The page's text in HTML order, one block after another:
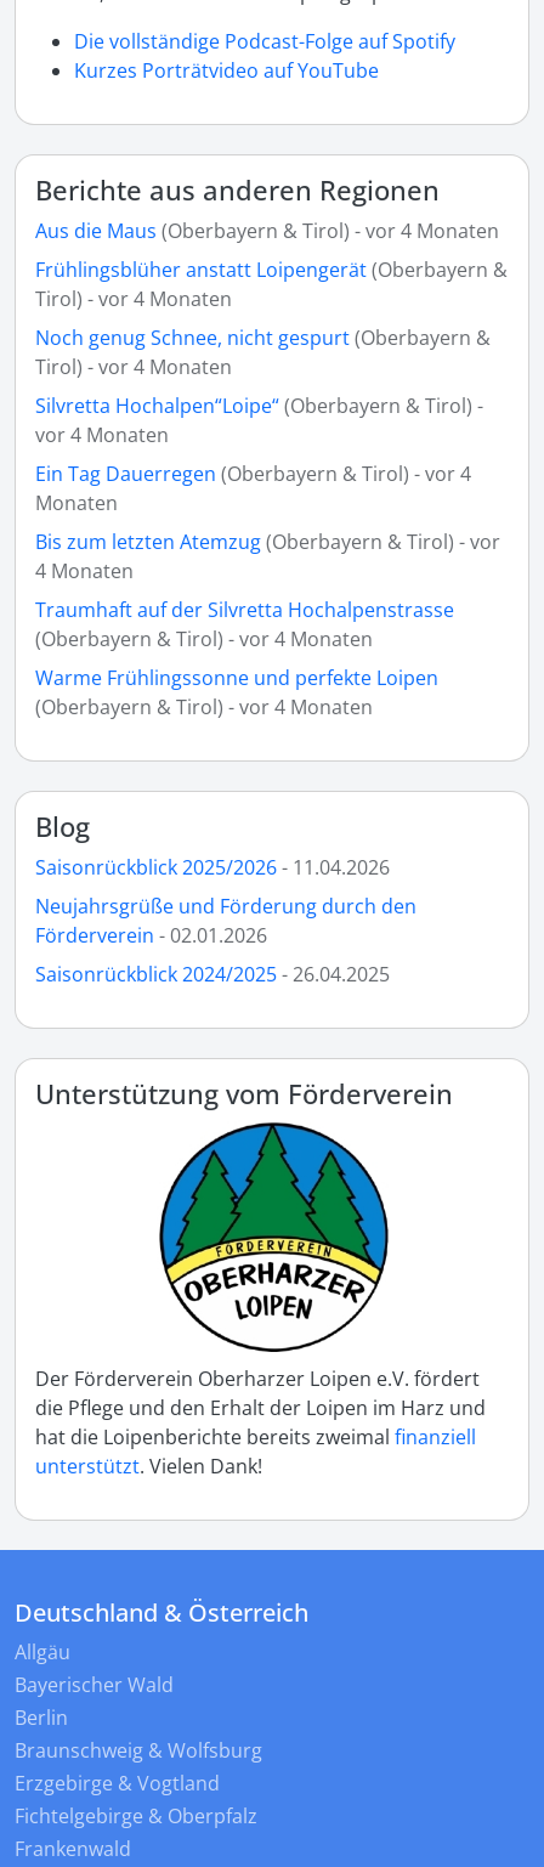
Die vollständige Podcast-Folge auf Spotify
Kurzes Porträtvideo auf YouTube
Berichte aus anderen Regionen
Aus die Maus (Oberbayern & Tirol) - vor 4 Monaten
Frühlingsblüher anstatt Loipengerät(Oberbayern &
Tirol) - vor 4 Monaten
Noch genug Schnee, nicht gespurt(Oberbayern &
Tirol) - vor 4 Monaten
Silvretta Hochalpen“Loipe“(Oberbayern & Tirol) -
vor 4 Monaten
Ein Tag Dauerregen (Oberbayern & Tirol) - vor 4
Monaten
Bis zum letzten Atemzug(Oberbayern & Tirol) - vor
4 Monaten
Traumhaft auf der Silvretta Hochalpenstrasse
(Oberbayern & Tirol) - vor 4 Monaten
Warme Frühlingssonne und perfekte Loipen
(Oberbayern & Tirol) - vor 4 Monaten
Blog
Saisonrückblick 2025/2026- 11.04.2026
Neujahrsgrüße und Förderung durch den
Förderverein - 02.01.2026
Saisonrückblick 2024/2025- 26.04.2025
Unterstützung vom Förderverein
Der Förderverein Oberharzer Loipen e.V. fördert
die Pflege und den Erhalt der Loipen im Harz und
hat die Loipenberichte bereits zweimal finanziell
unterstützt. Vielen Dank!
Deutschland & Österreich
Allgäu
Bayerischer Wald
Berlin
Braunschweig & Wolfsburg
Erzgebirge & Vogtland
Fichtelgebirge & Oberpfalz
Frankenwald